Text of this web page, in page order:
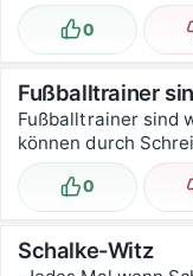
Lustig
0
Fußballtrainer
Fußballtrainer sind
können durch
Lustig
0
Schalke-Witz